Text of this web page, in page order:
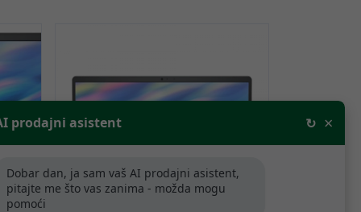
prodajni asistent ↻ ×
Dobar dan, ja sam vaš AI prodajni asistent,
pitajte me što vas zanima - možda mogu
pomoći